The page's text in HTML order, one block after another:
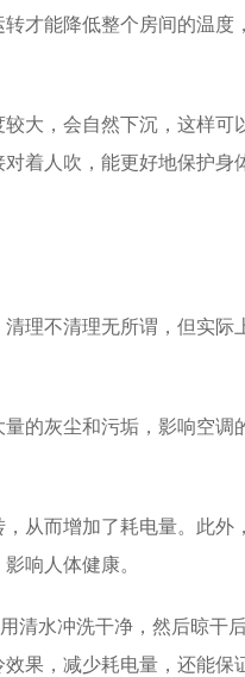
才能降低整个房间的温度
大，会自然下沉，这样可
着人吹，能更好地保护身
理不清理无所谓，但实际
的灰尘和污垢，影响空调
从而增加了耗电量。此外
响人体健康。
清水冲洗干净，然后晾干
果，减少耗电量，还能保